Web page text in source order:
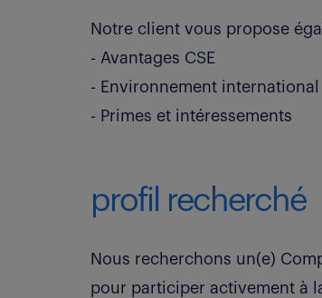
Notre client vous propose
- Avantages CSE
- Environnement international
- Primes et intéressements
profil recherché
Nous recherchons un(e)
pour participer activement à